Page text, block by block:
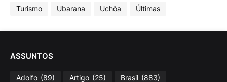
Turismo
Ubarana Uchôa Últimas
ASSUNTOS
Adolfo (89) Artigo (25) Brasil (883)